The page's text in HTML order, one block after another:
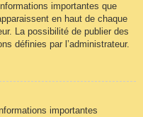
importantes que
en haut de chaque
La possibilité de publier des
définies par l’administrateur.
importantes